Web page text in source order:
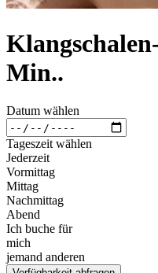
Min..
Datum wählen
Tageszeit wählen
Jederzeit
Vormittag
Mittag
Nachmittag
Abend
Ich buche für
mich
jemand anderen